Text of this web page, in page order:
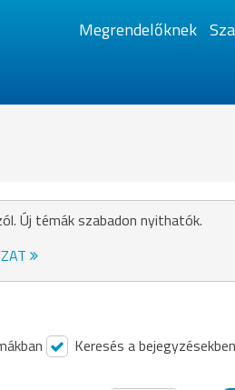
Megrendelőknek
Új témák szabadon nyithatók.
Keresés a bejegyzésekben